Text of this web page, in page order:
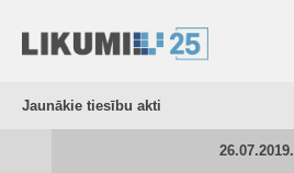
Jaunākie tiesību akti
26.07.2019.